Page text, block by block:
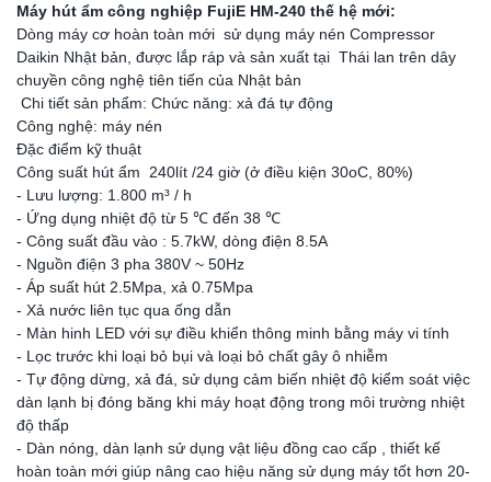
Máy hút ẩm công nghiệp FujiE HM-240 thế hệ mới:
Dòng máy cơ hoàn toàn mới sử dụng máy nén Compressor
Daikin Nhật bản, được lắp ráp và sản xuất tại Thái lan trên dây
chuyền công nghệ tiên tiến của Nhật bản
Chi tiết sản phẩm: Chức năng: xả đá tự động
Công nghệ: máy nén
Đặc điểm kỹ thuật
Công suất hút ẩm 240lít /24 giờ (ở điều kiện 30oC, 80%)
- Lưu lượng: 1.800 m³ / h
- Ứng dụng nhiệt độ từ 5 ℃ đến 38 ℃
- Công suất đầu vào : 5.7kW, dòng điện 8.5A
- Nguồn điện 3 pha 380V ~ 50Hz
- Áp suất hút 2.5Mpa, xả 0.75Mpa
- Xả nước liên tục qua ống dẫn
- Màn hinh LED với sự điều khiển thông minh bằng máy vi tính
- Lọc trước khi loại bỏ bụi và loại bỏ chất gây ô nhiễm
- Tự động dừng, xả đá, sử dụng cảm biến nhiệt độ kiểm soát việc
dàn lạnh bị đóng băng khi máy hoạt động trong môi trường nhiệt
độ thấp
- Dàn nóng, dàn lạnh sử dụng vật liệu đồng cao cấp , thiết kế
hoàn toàn mới giúp nâng cao hiệu năng sử dụng máy tốt hơn 20-